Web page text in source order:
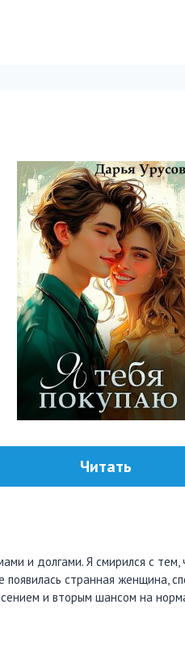
Читать
и долгами. Я смирился с тем,
появилась странная женщина,
и вторым шансом на